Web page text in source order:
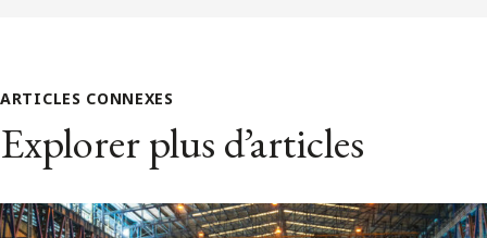
ARTICLES CONNEXES
Explorer plus d’articles